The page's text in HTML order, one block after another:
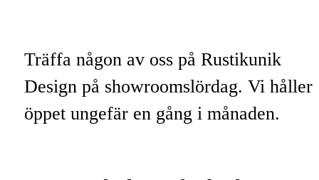
Träffa någon av oss på Rustikunik
Design på showroomslördag. Vi håller
öppet ungefär en gång i månaden.